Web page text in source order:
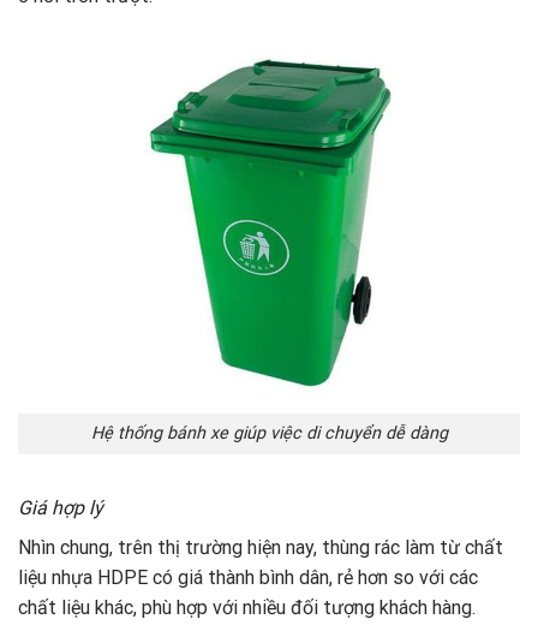
Hệ thống bánh xe giúp việc di chuyển dễ dàng
Giá hợp lý
Nhìn chung, trên thị trường hiện nay, thùng rác làm từ chất
liệu nhựa HDPE có giá thành bình dân, rẻ hơn so với các
chất liệu khác, phù hợp với nhiều đối tượng khách hàng.